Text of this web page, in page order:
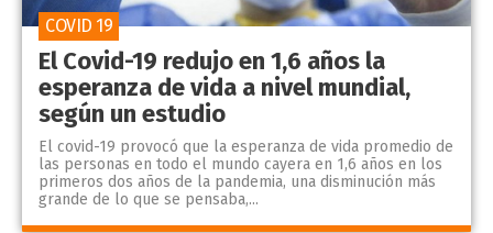
El Covid-19 redujo en 1,6 años la
esperanza de vida a nivel mundial,
según un estudio
El covid-19 provocó que la esperanza de vida promedio de
las personas en todo el mundo cayera en 1,6 años en los
primeros dos años de la pandemia, una disminución más
grande de lo que se pensaba,...
COVID 19